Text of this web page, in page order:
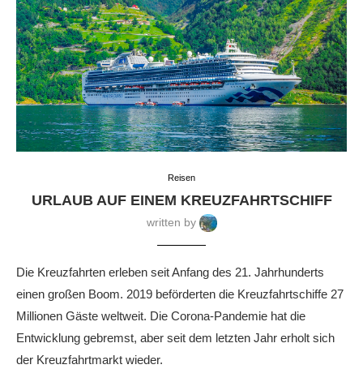
Reisen
URLAUB AUF EINEM KREUZFAHRTSCHIFF
written by
Die Kreuzfahrten erleben seit Anfang des 21. Jahrhunderts
einen großen Boom. 2019 beförderten die Kreuzfahrtschiffe 27
Millionen Gäste weltweit. Die Corona-Pandemie hat die
Entwicklung gebremst, aber seit dem letzten Jahr erholt sich
der Kreuzfahrtmarkt wieder.